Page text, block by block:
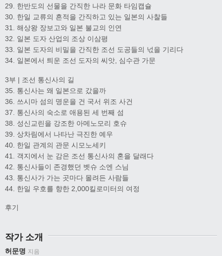
29. 한반도의 선물을 간직한 나라 문화 타임캡슐
30. 한일 교류의 흔적을 간직하고 있는 일본의 사찰들
31. 해상왕 장보고와 일본 불교의 인연
32. 일본 도자 산업의 조상 이삼평
33. 일본 도자의 비밀을 간직한 조선 도공들의 넋을 기리다
34. 일본에서 틔운 조선 도자의 씨앗, 심수관 가문
3부 | 조선 통신사의 길
35. 통신사는 왜 일본으로 갔을까
36. 쓰시마 섬의 명운을 건 국서 위조 사건
37. 통신사의 숙소로 애용된 세 번째 섬
38. 성신교린을 강조한 아메노모리 호슈
39. 상차림에서 나타난 극진한 예우
40. 한일 관계의 관문 시모노세키
41. 객지에서 눈 감은 조선 통신사의 혼을 달래다
42. 통신사들이 존경했던 벳슈 소엔 스님
43. 통신사가 가는 곳마다 몰려든 사람들
44. 한일 우호를 향한 2,000킬로미터의 여정
후기
작가 소개
허문명 지음